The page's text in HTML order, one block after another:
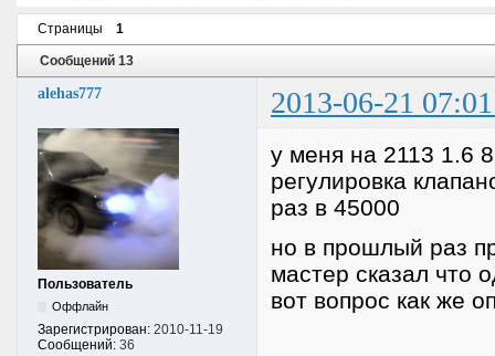
Страницы 1
Сообщений 13
alehas777 2013-06-21
Пользователь
Оффлайн
Зарегистрирован: 2010-11-19
Сообщений: 36
у меня на 2113 1.6
регулировка
раз в 45000
но в прошлый раз
мастер сказал что
вот вопрос как же